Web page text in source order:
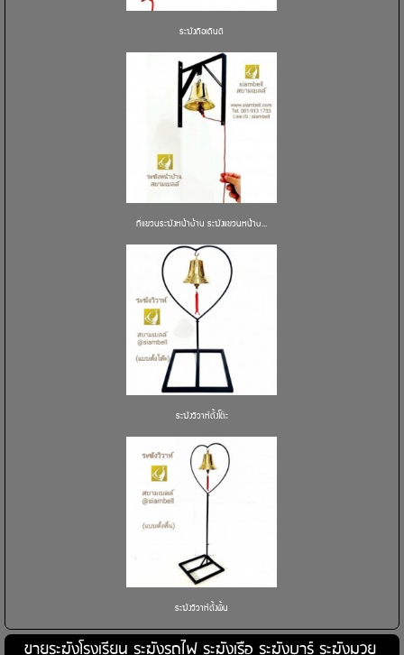
ระฆังถือเดินตี
ที่แขวนระฆังหน้าบ้าน ระฆังแขวนหน้าบ...
ระฆังวิวาห์ตั้งโต๊ะ
ระฆังวิวาห์ตั้งพื้น